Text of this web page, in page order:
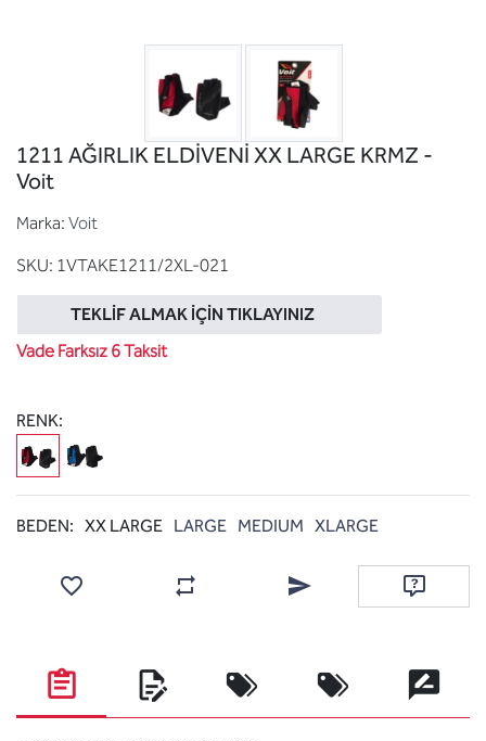
1211 AĞIRLIK ELDİVENİ XX LARGE KRMZ -
Voit
Marka: Voit
SKU: 1VTAKE1211/2XL-021
TEKLIF ALMAK İÇIN TIKLAYINIZ
Vade Farksız 6 Taksit
RENK:
BEDEN: XX LARGE LARGE MEDIUM XLARGE
Karşılaştırma listesine ekleArkadaşına e-posta ile
Soru sor